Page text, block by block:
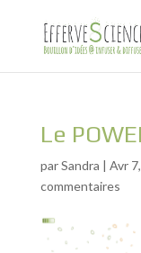
Le
parSandra | Avr
commentaires